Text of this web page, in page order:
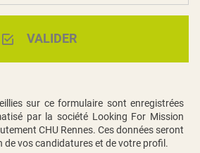
VALIDER
sur ce formulaire sont enregistrées
par la société Looking For Mission
CHU Rennes. Ces données seront
de vos candidatures et de votre profil.